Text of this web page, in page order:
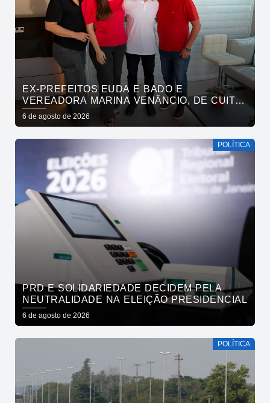
EX-PREFEITOS EUDA E BADO E
VEREADORA MARINA VENÂNCIO, DE CUITÉ,
REAFIRMAM APOIO A CÍCERO, VENEZIANO E
ANDRÉ GADELHA
6 de agosto de 2026
POLÍTICA
PRD E SOLIDARIEDADE DECIDEM PELA
NEUTRALIDADE NA ELEIÇÃO PRESIDENCIAL
6 de agosto de 2026
POLÍTICA